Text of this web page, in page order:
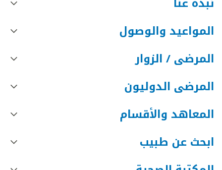
المواعيد والوصول
المرضى / الزوار
المرضى الدوليون
المعاهد والأقسام
ابحث عن طبيب